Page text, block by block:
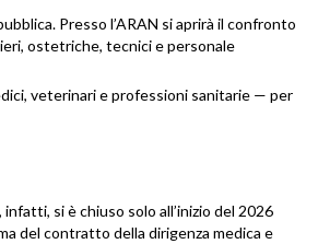
Presso l’ARAN si aprirà il confronto
ostetriche, tecnici e personale
veterinari e professioni sanitarie — per
si è chiuso solo all’inizio del 2026
del contratto della dirigenza medica e